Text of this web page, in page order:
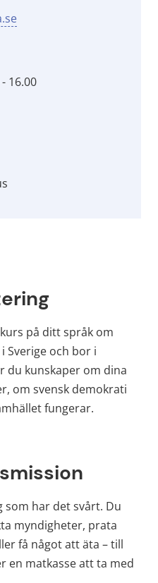
16.00
på ditt språk om
Sverige och bor i
du kunskaper om dina
om svensk demokrati
fungerar.
som har det svårt. Du
myndigheter, prata
få något att äta – till
en matkasse att ta med